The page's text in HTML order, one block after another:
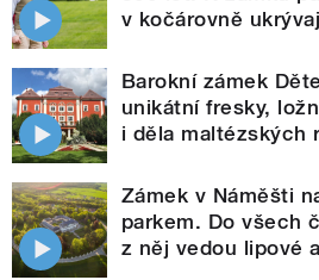
v kočárovně
Barokní zámek
unikátní fresky,
i děla maltézských
Zámek v Náměšti
parkem. Do všech
z něj vedou lipové